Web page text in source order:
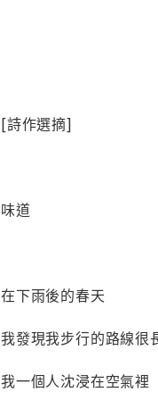
[詩作選摘]
味道
在下雨後的春天
我發現我步行的路線很
我一個人沈浸在空氣裡